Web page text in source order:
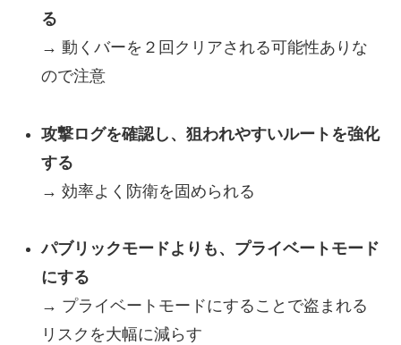
る
→ 動くバーを２回クリアされる可能性ありな
ので注意
攻撃ログを確認し、狙われやすいルートを強化
する
→ 効率よく防衛を固められる
パブリックモードよりも、プライベートモード
にする
→ プライベートモードにすることで盗まれる
リスクを大幅に減らす